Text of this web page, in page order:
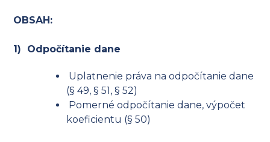
OBSAH:
1) Odpočítanie dane
Uplatnenie práva na odpočítanie dane
(§ 49, § 51, § 52)
Pomerné odpočítanie dane, výpočet
koeficientu (§ 50)